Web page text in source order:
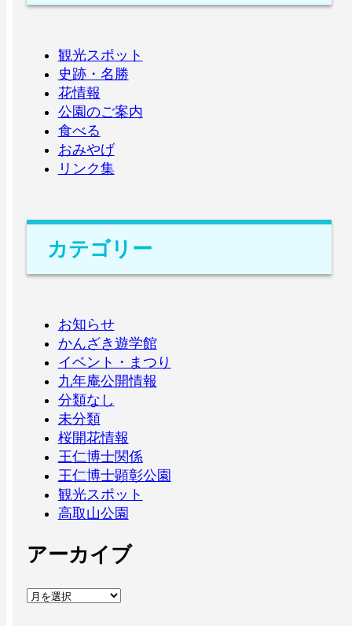
観光スポット
史跡・名勝
花情報
公園のご案内
食べる
おみやげ
リンク集
カテゴリー
お知らせ
かんざき遊学館
イベント・まつり
九年庵公開情報
分類なし
未分類
桜開花情報
王仁博士関係
王仁博士顕彰公園
観光スポット
高取山公園
アーカイブ